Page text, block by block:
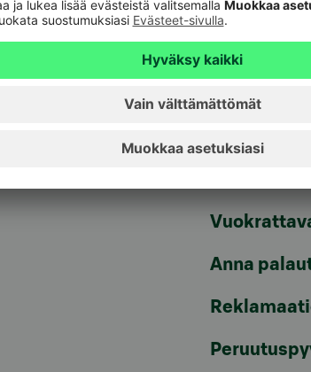
(pvm/mpm)
24h
Usein
Turvallinen
Rahastojen
Anna